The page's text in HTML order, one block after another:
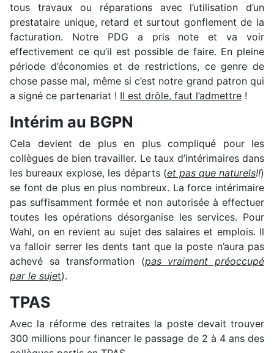
tous travaux ou réparations avec l’utilisation d’un
prestataire unique, retard et surtout gonflement de la
facturation. Notre PDG a pris note et va voir
effectivement ce qu’il est possible de faire. En pleine
période d’économies et de restrictions, ce genre de
chose passe mal, même si c’est notre grand patron qui
a signé ce partenariat ! Il est drôle, faut l’admettre !
Intérim au BGPN
Cela devient de plus en plus compliqué pour les
collègues de bien travailler. Le taux d’intérimaires dans
les bureaux explose, les départs (et pas que naturels!!)
se font de plus en plus nombreux. La force intérimaire
pas suffisamment formée et non autorisée à effectuer
toutes les opérations désorganise les services. Pour
Wahl, on en revient au sujet des salaires et emplois. Il
va falloir serrer les dents tant que la poste n’aura pas
achevé sa transformation (pas vraiment préoccupé
par le sujet).
TPAS
Avec la réforme des retraites la poste devait trouver
300 millions pour financer le passage de 2 à 4 ans des